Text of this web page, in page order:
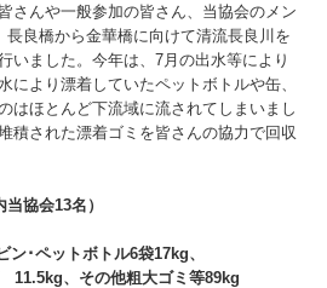
さんや一般参加の皆さん、当協会のメン
良橋から金華橋に向けて清流長良川を
いました。今年は、7月の出水等により
により漂着していたペットボトルや缶、
はほとんど下流域に流されてしまいまし
積された漂着ゴミを皆さんの協力で回収
協会13名）
･ペットボトル6袋17kg、
、その他粗大ゴミ等89kg